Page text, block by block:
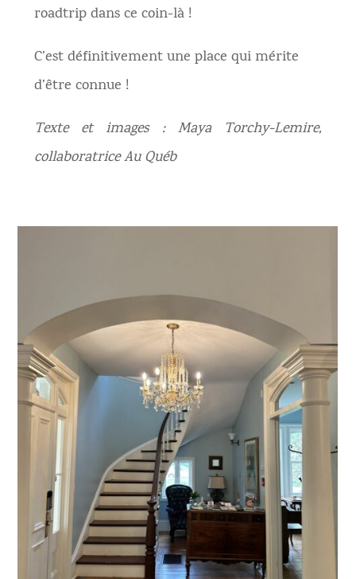
roadtrip dans ce coin-là !
C’est définitivement une place qui mérite
d’être connue !
Texte et images : Maya Torchy-Lemire,
collaboratrice Au Québ